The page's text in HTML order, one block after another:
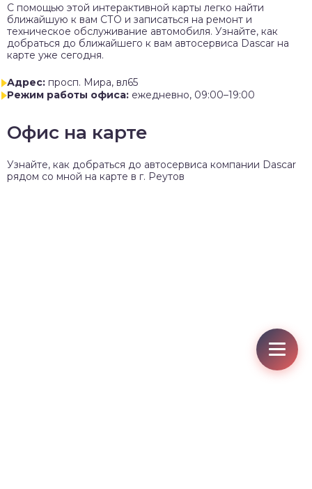
C помощью этой интерактивной карты легко найти
ближайшую к вам СТО и записаться на ремонт и
техническое обслуживание автомобиля. Узнайте, как
добраться до ближайшего к вам автосервиса Dascar на
карте уже сегодня.
Адрес: просп. Мира, вл65
Режим работы офиса: ежедневно, 09:00–19:00
Офис на карте
Узнайте, как добраться до автосервиса компании Dascar
рядом со мной на карте в г. Реутов